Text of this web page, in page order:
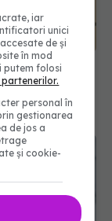
Board-ul
din Nature
iar
unici
de și
în mod
putem folosi
personal în
gestionarea
de jos a
și cookie-